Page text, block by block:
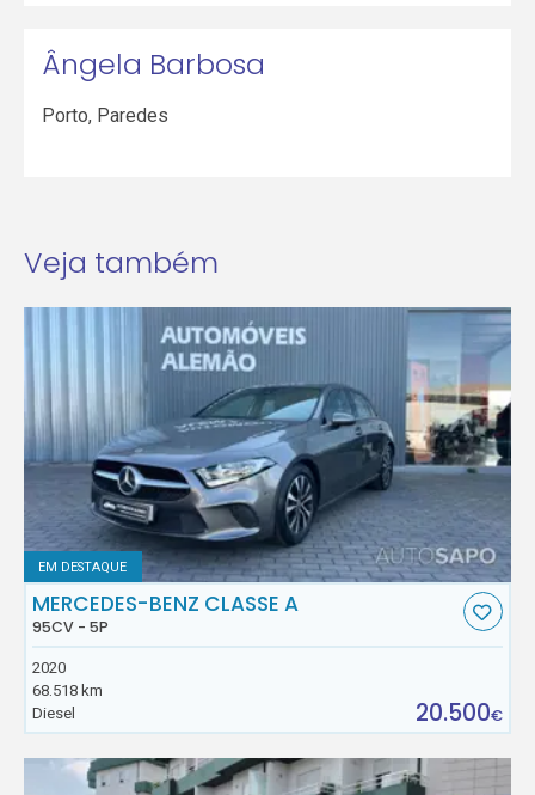
Ângela Barbosa
Porto, Paredes
Veja também
EM DESTAQUE
MERCEDES-BENZ CLASSE A
95CV - 5P
2020
68.518 km
Diesel
20.500€